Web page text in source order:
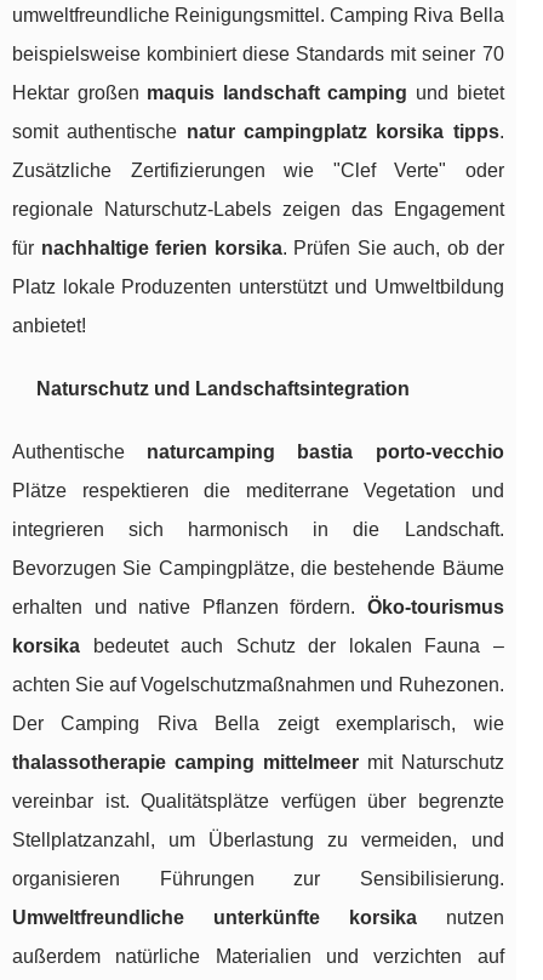
umweltfreundliche Reinigungsmittel. Camping Riva Bella
beispielsweise kombiniert diese Standards mit seiner 70
Hektar großen maquis landschaft camping und bietet
somit authentische natur campingplatz korsika tipps.
Zusätzliche Zertifizierungen wie "Clef Verte" oder
regionale Naturschutz-Labels zeigen das Engagement
für nachhaltige ferien korsika. Prüfen Sie auch, ob der
Platz lokale Produzenten unterstützt und Umweltbildung
anbietet!
Naturschutz und Landschaftsintegration
Authentische naturcamping bastia porto-vecchio
Plätze respektieren die mediterrane Vegetation und
integrieren sich harmonisch in die Landschaft.
Bevorzugen Sie Campingplätze, die bestehende Bäume
erhalten und native Pflanzen fördern. Öko-tourismus
korsika bedeutet auch Schutz der lokalen Fauna –
achten Sie auf Vogelschutzmaßnahmen und Ruhezonen.
Der Camping Riva Bella zeigt exemplarisch, wie
thalassotherapie camping mittelmeermit Naturschutz
vereinbar ist. Qualitätsplätze verfügen über begrenzte
Stellplatzanzahl, um Überlastung zu vermeiden, und
organisieren Führungen zur Sensibilisierung.
Umweltfreundliche unterkünfte korsikanutzen
außerdem natürliche Materialien und verzichten auf